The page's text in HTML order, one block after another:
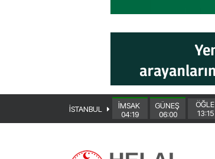
İSTANBUL
İMSAK
04:19
GÜNEŞ
06:00
ÖĞLE
13:15